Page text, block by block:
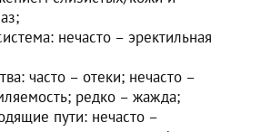
нечасто – эректильная
часто – отеки; нечасто –
редко – жажда;
пути: нечасто –